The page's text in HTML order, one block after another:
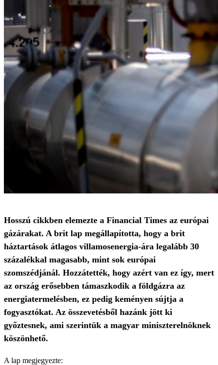
Hosszú cikkben elemezte a Financial Times az európai
gázárakat. A brit lap megállapította, hogy a brit
háztartások átlagos villamosenergia-ára legalább 30
százalékkal magasabb, mint sok európai
szomszédjánál. Hozzátették, hogy azért van ez így, mert
az ország erősebben támaszkodik a földgázra az
energiatermelésben, ez pedig keményen sújtja a
fogyasztókat. Az összevetésből hazánk jött ki
győztesnek, ami szerintük a magyar miniszterelnöknek
köszönhető.
A lap megjegyezte: